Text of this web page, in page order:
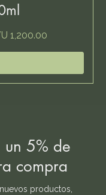
Price
1,200.00
5% de
compra
productos,